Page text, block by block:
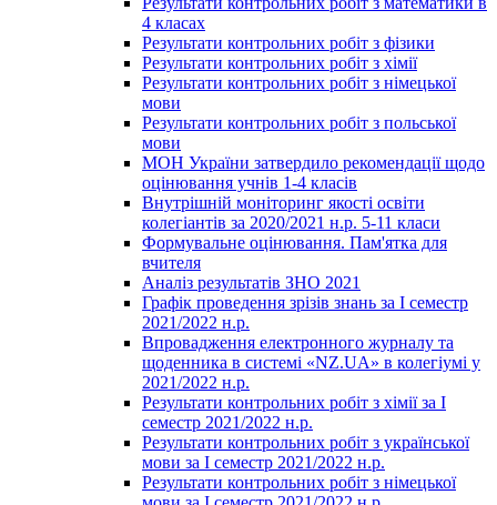
4 класах
Результати контрольних робіт з фізики
Результати контрольних робіт з хімії
Результати контрольних робіт з німецької
мови
Результати контрольних робіт з польської
мови
МОН України затвердило рекомендації щодо
оцінювання учнів 1-4 класів
Внутрішній моніторинг якості освіти
колегіантів за 2020/2021 н.р. 5-11 класи
Формувальне оцінювання. Пам'ятка для
вчителя
Аналіз результатів ЗНО 2021
Графік проведення зрізів знань за І семестр
2021/2022 н.р.
Впровадження електронного журналу та
щоденника в системі «NZ.UA» в колегіумі у
2021/2022 н.р.
Результати контрольних робіт з хімії за І
семестр 2021/2022 н.р.
Результати контрольних робіт з української
мови за І семестр 2021/2022 н.р.
Результати контрольних робіт з німецької